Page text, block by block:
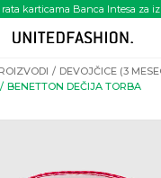
karticama Banca Intesa za
DEVOJČICE (3
BENETTON DEČIJA TORBA